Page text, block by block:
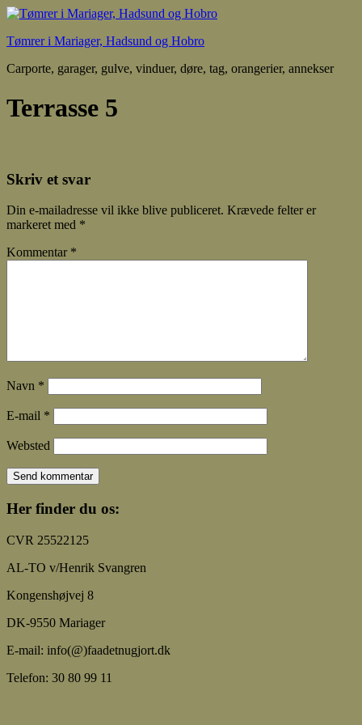
Tømrer i Mariager, Hadsund og Hobro
Carporte, garager, gulve, vinduer, døre, tag, orangerier, annekser
Terrasse 5
Skriv et svar
Din e-mailadresse vil ikke blive publiceret. Krævede felter er
markeret med *
Kommentar *
Navn *
E-mail *
Websted
Her finder du os:
CVR 25522125
AL-TO v/Henrik Svangren
Kongenshøjvej 8
DK-9550 Mariager
E-mail: info(@)faadetnugjort.dk
Telefon: 30 80 99 11